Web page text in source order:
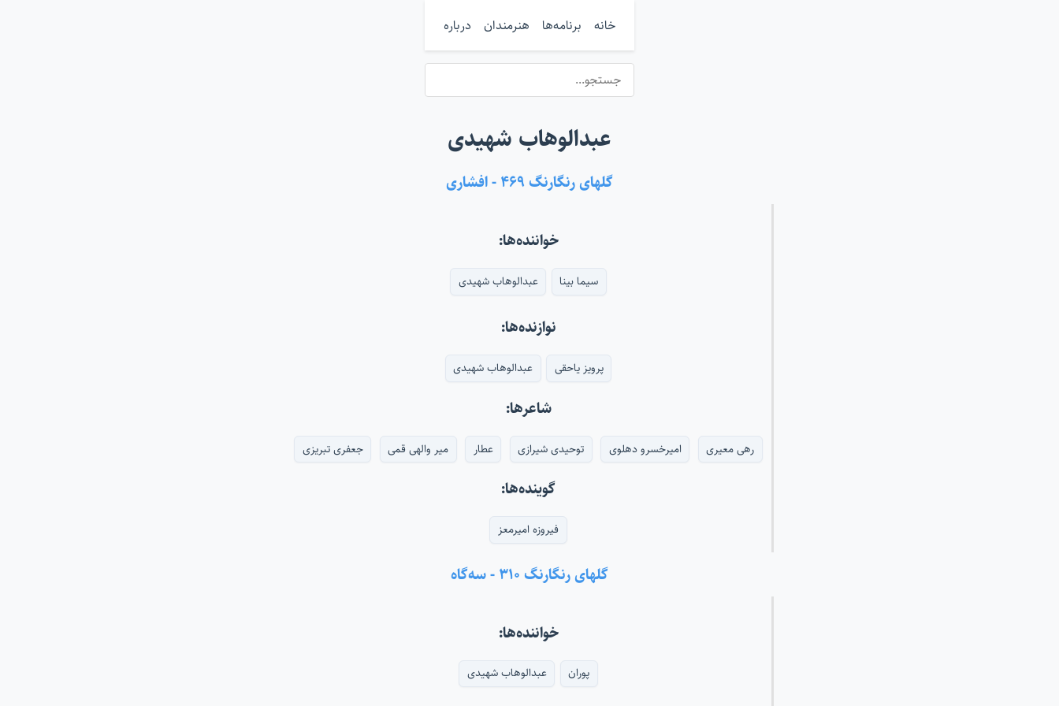
خانه برنامه‌ها هنرمندان درباره
عبدالوهاب شهیدی
گلهای رنگارنگ ۴۶۹ - افشاری
خواننده‌ها:
سیما بینا عبدالوهاب شهیدی
نوازنده‌ها:
پرویز یاحقی عبدالوهاب شهیدی
شاعرها:
رهی معیری امیرخسرو دهلوی توحیدی شیرازی عطار میر والهی قمی جعفری تبریزی
گوینده‌ها:
فیروزه امیرمعز
گلهای رنگارنگ ۳۱۰ - سه‌گاه
خواننده‌ها:
پوران عبدالوهاب شهیدی